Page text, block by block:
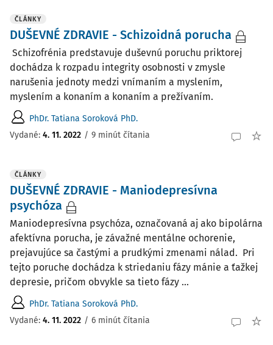
ČLÁNKY
DUŠEVNÉ ZDRAVIE - Schizoidná porucha
Schizofrénia predstavuje duševnú poruchu priktorej
dochádza k rozpadu integrity osobnosti v zmysle
narušenia jednoty medzi vnímaním a myslením,
myslením a konaním a konaním a prežívaním.
PhDr. Tatiana Soroková PhD.
Vydané: 4. 11. 2022 / 9 minút čítania
ČLÁNKY
DUŠEVNÉ ZDRAVIE - Maniodepresívna
psychóza
Maniodepresívna psychóza, označovaná aj ako bipolárna
afektívna porucha, je závažné mentálne ochorenie,
prejavujúce sa častými a prudkými zmenami nálad. Pri
tejto poruche dochádza k striedaniu fázy mánie a ťažkej
depresie, pričom obvykle sa tieto fázy ...
PhDr. Tatiana Soroková PhD.
Vydané: 4. 11. 2022 / 6 minút čítania